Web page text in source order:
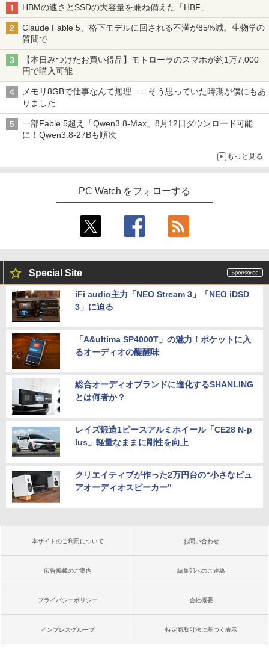
HBMの速さとSSDの大容量を兼ね備えた「HBF」
Claude Fable 5、格下モデルに回される不満が85%減。生物学の
質問で
【本日みつけたお買い得品】モトローラのスマホが約1万7,000
円で購入可能
メモリ8GBで仕事なんて無理……そう思っていた時期が僕にもあ
りました
一部Fable 5超え「Qwen3.8-Max」8月12日ダウンロード可能
に！Qwen3.8-27Bも順次
もっと見る
PC Watch をフォローする
Special Site
iFi audio主力「NEO Stream 3」「NEO iDSD
3」に迫る
「A&ultima SP4000T」の魅力！ポケットに入
るオーディオの醍醐味
総合オーディオブランドに進化するSHANLING
とは何者か？
レイズ鍛造1ピースアルミホイール「CE28 N-p
lus」軽量なままに剛性を向上
クリエイティブが作った2万円台の“小さなピュ
アオーディオスピーカー”
本サイトのご利用について お問い合わせ
広告掲載のご案内 編集部へのご連絡
プライバシーポリシー 会社概要
インプレスグループ 特定商取引法に基づく表示